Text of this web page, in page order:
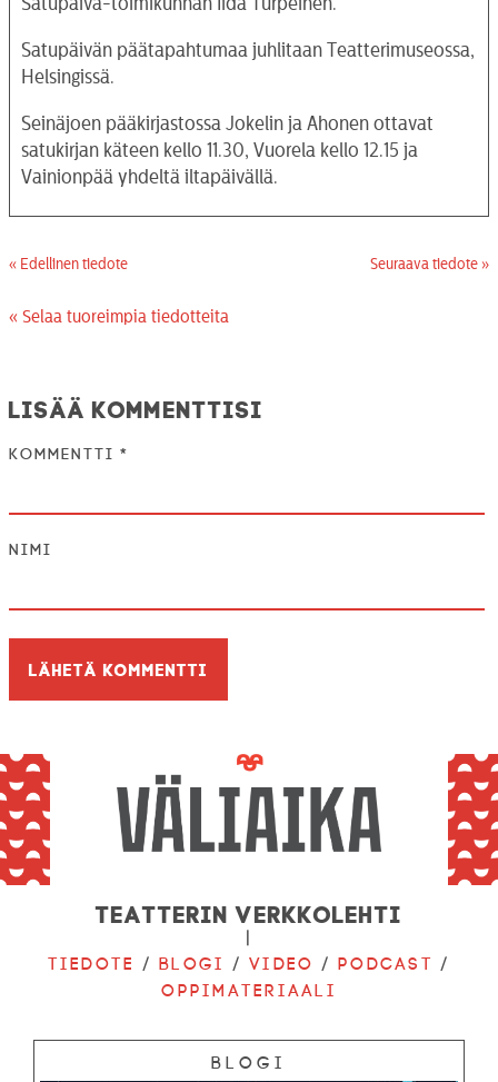
Satupäivän päätapahtumaa juhlitaan Teatterimuseossa,
Helsingissä.
Seinäjoen pääkirjastossa Jokelin ja Ahonen ottavat
satukirjan käteen kello 11.30, Vuorela kello 12.15 ja
Vainionpää yhdeltä iltapäivällä.
« Edellinen tiedote Seuraava tiedote »
« Selaa tuoreimpia tiedotteita
Lisää kommenttisi
Kommentti *
Nimi
Teatterin verkkolehti
|
Tiedote /Blogi /Video /Podcast /
Oppimateriaali
Blogi